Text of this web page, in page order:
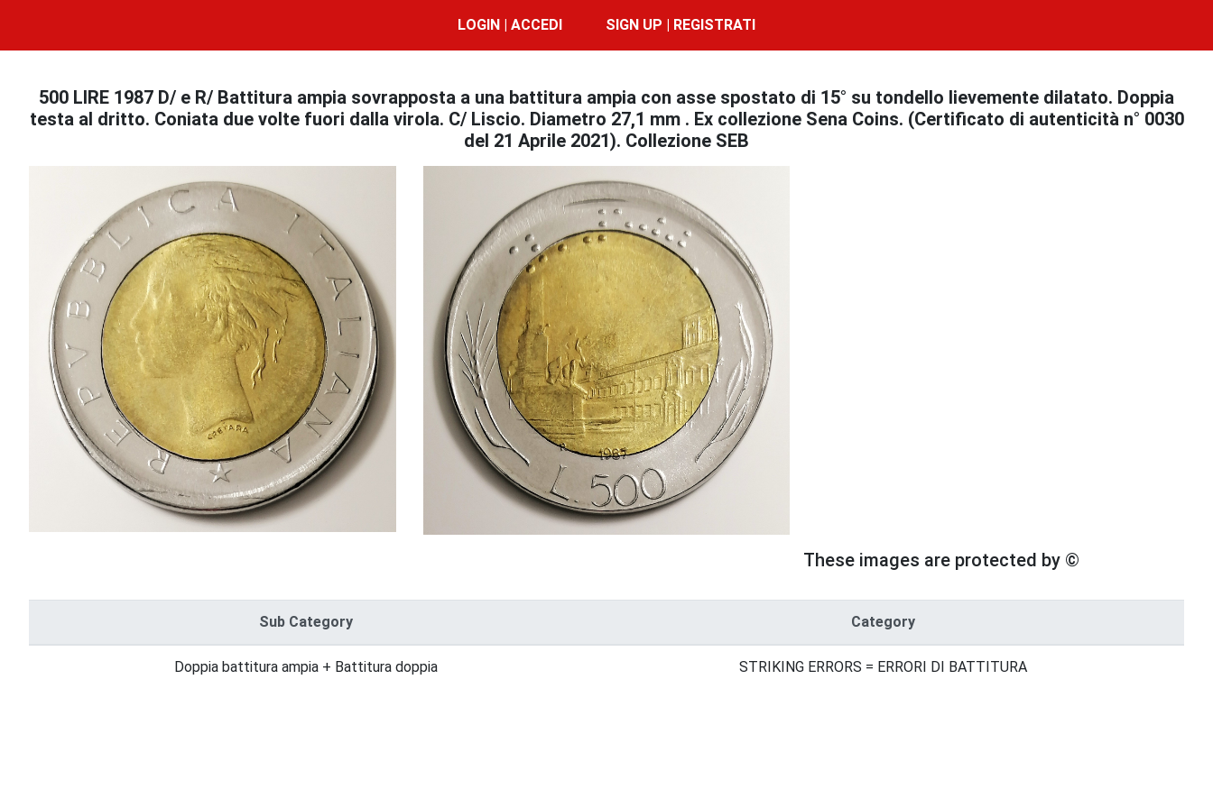
LOGIN | ACCEDI SIGN UP | REGISTRATI
500 LIRE 1987 D/ e R/ Battitura ampia sovrapposta a una battitura ampia con asse spostato di 15° su tondello lievemente dilatato. Doppia
testa al dritto. Coniata due volte fuori dalla virola. C/ Liscio. Diametro 27,1 mm . Ex collezione Sena Coins. (Certificato di autenticità n° 0030
del 21 Aprile 2021). Collezione SEB
These images are protected by ©
Sub Category Category
Doppia battitura ampia + Battitura doppia STRIKING ERRORS = ERRORI DI BATTITURA